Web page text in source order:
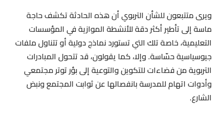
ويرى متتبعون للشأن التربوي أن هذه الحادثة تكشف حاجة
ماسة إلى تأطير أكثر دقة للأنشطة الموازية في المؤسسات
التعليمية، خاصة تلك التي تستورد نماذج دولية أو تتناول ملفات
جيوسياسية حسّاسة. وإلا، كما يقولون، قد تتحول المبادرات
التربوية من فضاءات للتكوين والتوعية إلى بؤر توتر مجتمعي
وأدوات اتهام للمدرسة بانفصالها عن ثوابت المجتمع ونبض
الشارع.